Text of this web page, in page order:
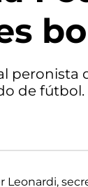
de fútbol.